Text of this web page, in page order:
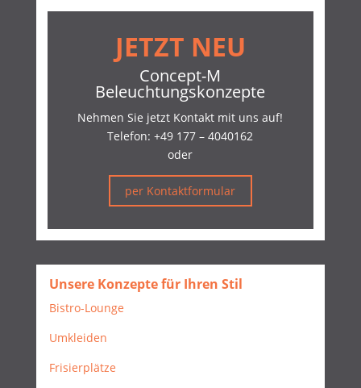
JETZT NEU
Concept-M
Beleuchtungskonzepte
Nehmen Sie jetzt Kontakt mit uns auf!
Telefon:+49 177 – 4040162
oder
per Kontaktformular
Unsere Konzepte für Ihren Stil
Bistro-Lounge
Umkleiden
Frisierplätze